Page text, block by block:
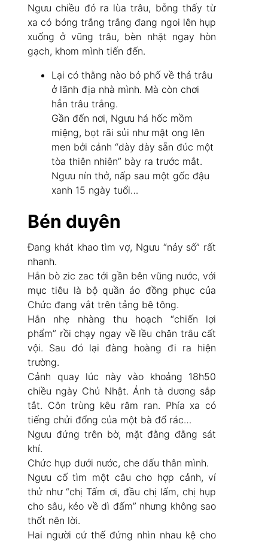
Ngưu chiều đó ra lùa trâu, bỗng thấy từ
xa có bóng trắng trắng đang ngoi lên hụp
xuống ở vũng trâu, bèn nhặt ngay hòn
gạch, khom mình tiến đến.
Lại có thằng nào bỏ phố về thả trâu
ở lãnh địa nhà mình. Mà còn chơi
hẳn trâu trắng.
Gần đến nơi, Ngưu há hốc mồm
miệng, bọt rãi sủi như mật ong lên
men bởi cảnh “dày dày sẵn đúc một
tòa thiên nhiên” bày ra trước mắt.
Ngưu nín thở, nấp sau một gốc đậu
xanh 15 ngày tuổi…
Bén duyên
Đang khát khao tìm vợ, Ngưu “nảy số” rất
nhanh.
Hắn bò zic zac tới gần bên vũng nước, với
mục tiêu là bộ quần áo đồng phục của
Chức đang vắt trên tảng bê tông.
Hắn nhẹ nhàng thu hoạch “chiến lợi
phẩm” rồi chạy ngay về lều chăn trâu cất
vội. Sau đó lại đàng hoàng đi ra hiện
trường.
Cảnh quay lúc này vào khoảng 18h50
chiều ngày Chủ Nhật. Ánh tà dương sắp
tắt. Côn trùng kêu râm ran. Phía xa có
tiếng chửi đổng của một bà đổ rác…
Ngưu đứng trên bờ, mặt đằng đằng sát
khí.
Chức hụp dưới nước, che dấu thân mình.
Ngưu cố tìm một câu cho hợp cảnh, ví
thử như “chị Tấm ơi, đầu chị lấm, chị hụp
cho sâu, kẻo về dì đấm” nhưng không sao
thốt nên lời.
Hai người cứ thế đứng nhìn nhau kệ cho